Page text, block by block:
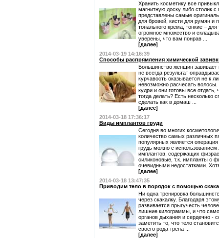
Хранить косметику все
магнитную доску либо столик
представлены самые
для бровей, кисти для румян и
тонального крема, тонкие –
огромное множество и
уверены, что вам понрав ...
[далее]
2014-03-19 14:16:39
Способы распрямления химической
Большинство женщин
не всегда результат
курчавость оказывается не к
невозможно расчесать
кудри и они готовы все
тогда делать? Есть несколько
сделать как в домаш ...
[далее]
2014-03-18 17:36:17
Виды имплантов груди
Сегодня во многих
количество самых различных
популярных является
грудь можно с
имплантов, содержащих
силиконовые, т.к. импланты с
очевидными недостатками.
[далее]
2014-03-18 13:47:35
Приводим тело в порядок с помощью
Ни одна тренировка
через скакалку. Благодаря
развивается прыгучесть
лишние килограммы, и что
органов дыхания и сердечно -
заметить то, что тело
своего рода трена ...
[далее]